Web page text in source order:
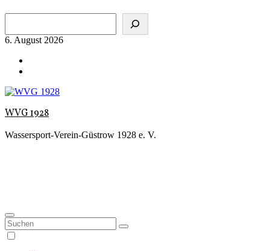
springen
6. August 2026
WVG 1928
Wassersport-Verein-Güstrow 1928 e. V.